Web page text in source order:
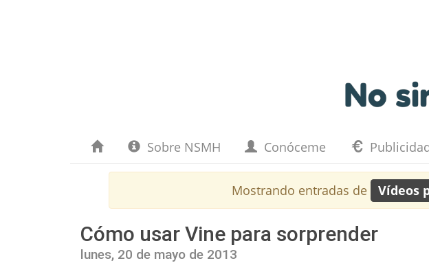
Sobre NSMH Conóceme
Mostrando entradas de Vídeos
Cómo usar Vine para sorprender
lunes, 20 de mayo de 2013